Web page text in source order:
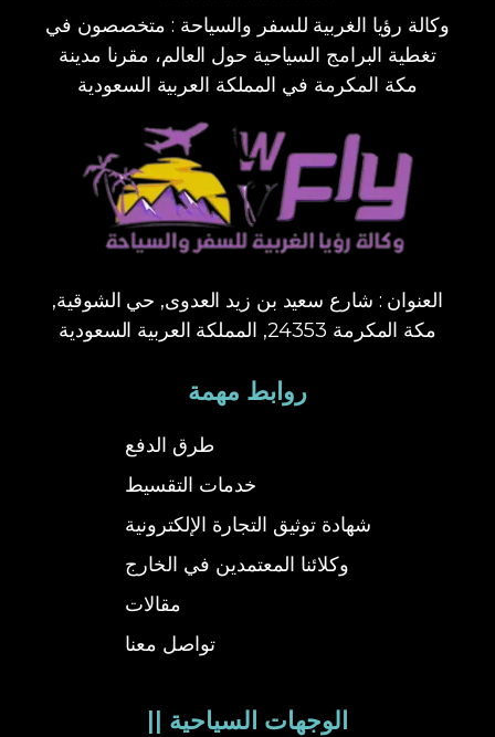
وكالة رؤيا الغربية للسفر والسياحة : متخصصون في
تغطية البرامج السياحية حول العالم، مقرنا مدينة
مكة المكرمة في المملكة العربية السعودية
العنوان : شارع سعيد بن زيد العدوى, حي الشوقية,
مكة المكرمة 24353, المملكة العربية السعودية
روابط مهمة
طرق الدفع
خدمات التقسيط
شهادة توثيق التجارة الإلكترونية
وكلائنا المعتمدين في الخارج
مقالات
تواصل معنا
|| الوجهات السياحية